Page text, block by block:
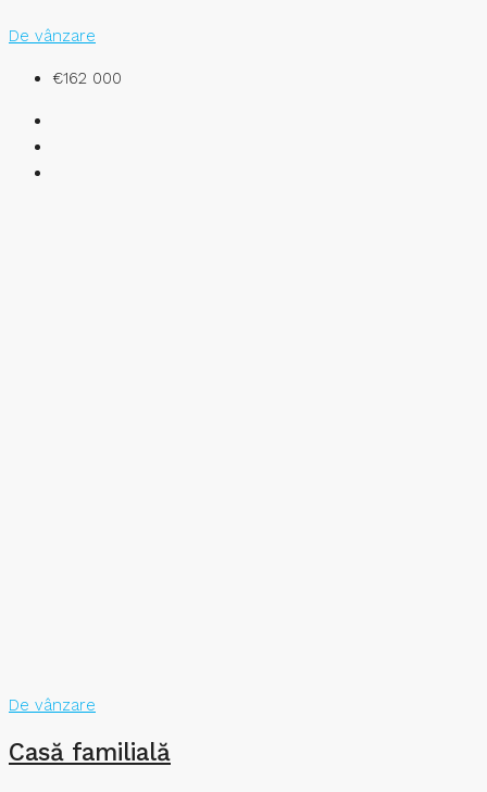
De vânzare
€162 000
De vânzare
Casă familială